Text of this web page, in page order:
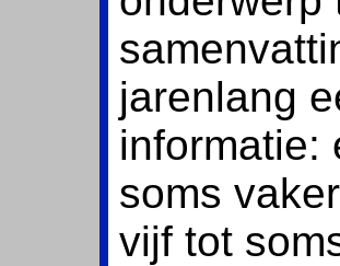
jarenlang
informatie:
soms
vijf tot